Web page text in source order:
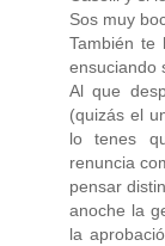
Sos muy
También te
ensuciando
Al que
(quizás el
lo tenes
renuncia
pensar
anoche la
la